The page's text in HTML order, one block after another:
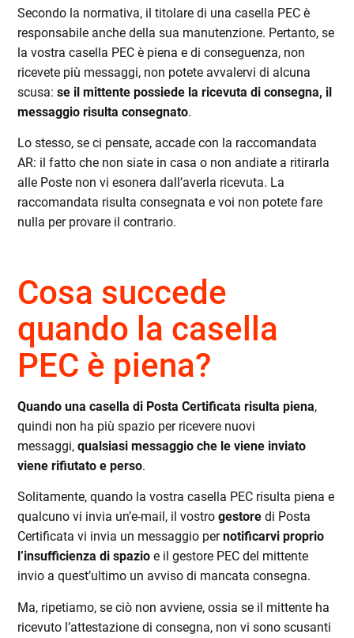
Secondo la normativa, il titolare di una casella PEC è
responsabile anche della sua manutenzione. Pertanto, se
la vostra casella PEC è piena e di conseguenza, non
ricevete più messaggi, non potete avvalervi di alcuna
scusa: se il mittente possiede la ricevuta di consegna, il
messaggio risulta consegnato.
Lo stesso, se ci pensate, accade con la raccomandata
AR: il fatto che non siate in casa o non andiate a ritirarla
alle Poste non vi esonera dall’averla ricevuta. La
raccomandata risulta consegnata e voi non potete fare
nulla per provare il contrario.
Cosa succede
quando la casella
PEC è piena?
Quando una casella di Posta Certificata risulta piena,
quindi non ha più spazio per ricevere nuovi
messaggi,qualsiasi messaggio che le viene inviato
viene rifiutato e perso.
Solitamente, quando la vostra casella PEC risulta piena e
qualcuno vi invia un’e-mail, il vostrogestore di Posta
Certificata vi invia un messaggio pernotificarvi proprio
l’insufficienza di spazio e il gestore PEC del mittente
invio a quest’ultimo un avviso di mancata consegna.
Ma, ripetiamo, se ciò non avviene, ossia se il mittente ha
ricevuto l’attestazione di consegna, non vi sono scusanti